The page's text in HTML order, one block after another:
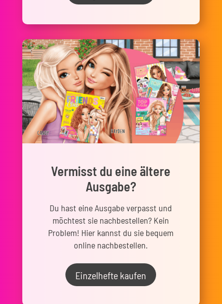
Vermisst du eine ältere
Ausgabe?
Du hast eine Ausgabe verpasst und
möchtest sie nachbestellen? Kein
Problem! Hier kannst du sie bequem
online nachbestellen.
Einzelhefte kaufen